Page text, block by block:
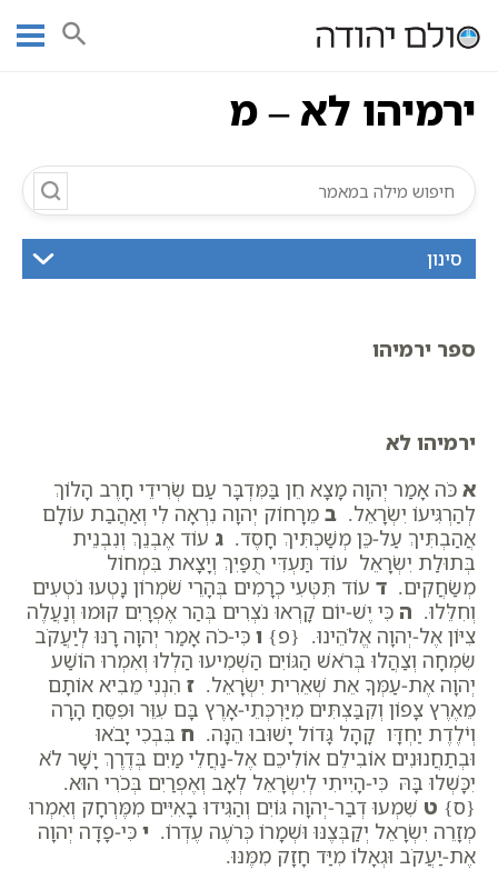
עמוד ראשי אוצר הכתבים
ירמיהו לא – מ
ספר ירמיהו
ירמיהו לא
א כֹּה אָמַר יְהוָה מָצָא חֵן בַּמִּדְבָּר עַם שְׂרִידֵי חָרֶב הָלוֹךְ
לְהַרְגִּיעוֹ יִשְׂרָאֵל. ב מֵרָחוֹק יְהוָה נִרְאָה לִי וְאַהֲבַת עוֹלָם
אֲהַבְתִּיךְ עַל-כֵּן מְשַׁכְתִּיךְ חָסֶד. ג עוֹד אֶבְנֵךְ וְנִבְנֵית
בְּתוּלַת יִשְׂרָאֵל עוֹד תַּעְדִּי תֻפַּיִךְ וְיָצָאת בִּמְחוֹל
מְשַׂחֲקִים. ד עוֹד תִּטְּעִי כְרָמִים בְּהָרֵי שֹׁמְרוֹן נָטְעוּ נֹטְעִים
וְחִלֵּלוּ. ה כִּי יֶשׁ-יוֹם קָרְאוּ נֹצְרִים בְּהַר אֶפְרָיִם קוּמוּ וְנַעֲלֶה
צִיּוֹן אֶל-יְהוָה אֱלֹהֵינוּ. {פ} ו כִּי-כֹה אָמַר יְהוָה רָנּוּ לְיַעֲקֹב
שִׂמְחָה וְצַהֲלוּ בְּרֹאשׁ הַגּוֹיִם הַשְׁמִיעוּ הַלְלוּ וְאִמְרוּ הוֹשַׁע
יְהוָה אֶת-עַמְּךָ אֵת שְׁאֵרִית יִשְׂרָאֵל. ז הִנְנִי מֵבִיא אוֹתָם
מֵאֶרֶץ צָפוֹן וְקִבַּצְתִּים מִיַּרְכְּתֵי-אָרֶץ בָּם עִוֵּר וּפִסֵּחַ הָרָה
וְיֹלֶדֶת יַחְדָּו קָהָל גָּדוֹל יָשׁוּבוּ הֵנָּה. ח בִּבְכִי יָבֹאוּ
וּבְתַחֲנוּנִים אוֹבִילֵם אוֹלִיכֵם אֶל-נַחֲלֵי מַיִם בְּדֶרֶךְ יָשָׁר לֹא
יִכָּשְׁלוּ בָּהּ כִּי-הָיִיתִי לְיִשְׂרָאֵל לְאָב וְאֶפְרַיִם בְּכֹרִי הוּא.
{ס} ט שִׁמְעוּ דְבַר-יְהוָה גּוֹיִם וְהַגִּידוּ בָאִיִּים מִמֶּרְחָק וְאִמְרוּ
מְזָרֵה יִשְׂרָאֵל יְקַבְּצֶנּוּ וּשְׁמָרוֹ כְּרֹעֶה עֶדְרוֹ. י כִּי-פָדָה יְהוָה
אֶת-יַעֲקֹב וּגְאָלוֹ מִיַּד חָזָק מִמֶּנּוּ.
סינון